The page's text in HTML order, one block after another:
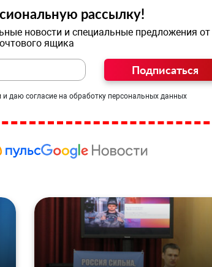
рассылку!
новости и специальные предложения от
ящика
Подписаться
и даю согласие на обработку персональных данных